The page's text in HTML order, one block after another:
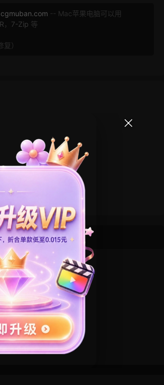
cgmuban.com -- Mac苹果电脑可以用
， 7-Zip 等
复）
此了解！